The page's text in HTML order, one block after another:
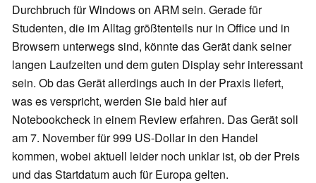
Durchbruch für Windows on ARM sein. Gerade für
Studenten, die im Alltag größtenteils nur in Office und in
Browsern unterwegs sind, könnte das Gerät dank seiner
langen Laufzeiten und dem guten Display sehr interessant
sein. Ob das Gerät allerdings auch in der Praxis liefert,
was es verspricht, werden Sie bald hier auf
Notebookcheck in einem Review erfahren. Das Gerät soll
am 7. November für 999 US-Dollar in den Handel
kommen, wobei aktuell leider noch unklar ist, ob der Preis
und das Startdatum auch für Europa gelten.